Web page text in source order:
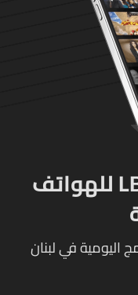
حمل الآن تطبيق LBCI للهواتف
اليومية في لبنان